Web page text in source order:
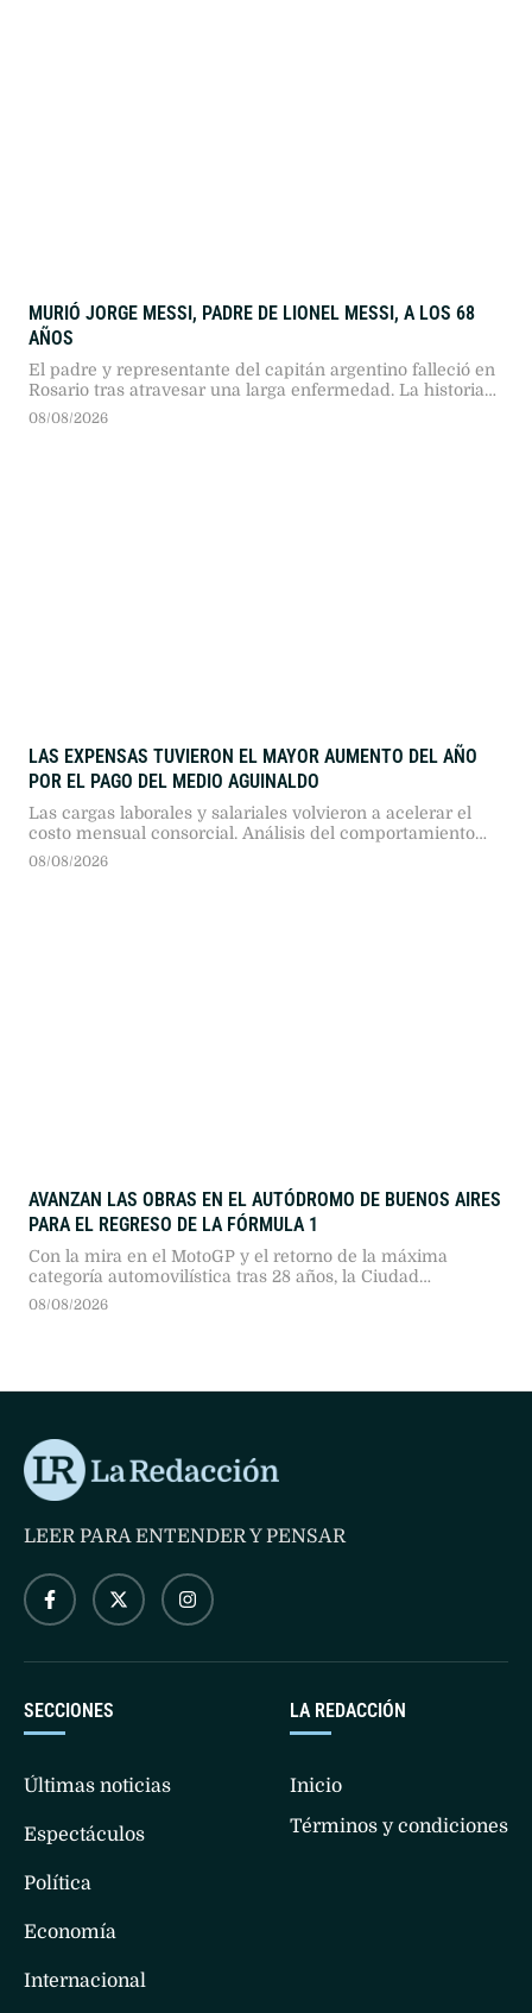
MURIÓ JORGE MESSI, PADRE DE LIONEL MESSI, A LOS 68
AÑOS
El padre y representante del capitán argentino falleció en
Rosario tras atravesar una larga enfermedad. La historia
del hombre que impulsó el sueño europeo del astro
08/08/2026
LAS EXPENSAS TUVIERON EL MAYOR AUMENTO DEL AÑO
POR EL PAGO DEL MEDIO AGUINALDO
Las cargas laborales y salariales volvieron a acelerar el
costo mensual consorcial. Análisis del comportamiento
anual y la pronunciada tendencia a la desaceleración
08/08/2026
AVANZAN LAS OBRAS EN EL AUTÓDROMO DE BUENOS AIRES
PARA EL REGRESO DE LA FÓRMULA 1
Con la mira en el MotoGP y el retorno de la máxima
categoría automovilística tras 28 años, la Ciudad
reformula el trazado del circuito Gálvez para recibir a 150
08/08/2026
LA REDACCIÓN
Inicio
Términos y condiciones
SECCIONES
Últimas noticias
Espectáculos
Política
Economía
Internacional
LEER PARA ENTENDER Y PENSAR